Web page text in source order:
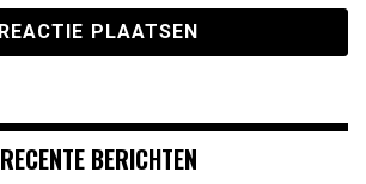
RECENTE BERICHTEN